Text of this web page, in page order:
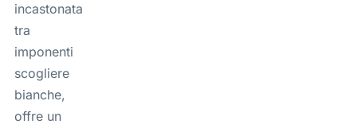
incastonata
tra
imponenti
scogliere
bianche,
offre un